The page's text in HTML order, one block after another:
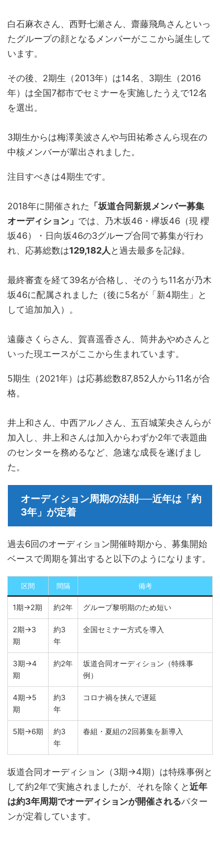
白石麻衣さん、西野七瀬さん、齋藤飛鳥さんといっ
たグループの顔となるメンバーがここから誕生して
います。
その後、2期生（2013年）は14名、3期生（2016
年）は全国7都市でセミナーを実施したうえで12名
を選出。
3期生からは梅澤美波さんや与田祐希さんら現在の
中核メンバーが輩出されました。
注目すべきは4期生です。
2018年に開催された 「坂道合同新規メンバー募集
オーディション」 では、乃木坂46・欅坂46（現 櫻
坂46）・日向坂46の3グループ合同で募集が行わ
れ、応募総数は129,182人 と過去最多を記録。
最終審査を経て39名が合格し、そのうち11名が乃木
坂46に配属されました（後に5名が「新4期生」と
して追加加入）。
遠藤さくらさん、賀喜遥香さん、筒井あやめさんと
いった現エースがここから生まれています。
5期生（2021年）は応募総数87,852人から11名が合
格。
井上和さん、中西アルノさん、五百城茉央さんらが
加入し、井上和さんは加入からわずか2年で表題曲
のセンターを務めるなど、急速な成長を遂げまし
た。
オーディション周期の法則──近年は「約
3年」が定着
過去6回のオーディション開催時期から、募集開始
ベースで周期を算出すると以下のようになります。
区間 間隔 備考
1期→2期 約2年 グループ黎明期のため短い
2期→3
期
約3
年
全国セミナー方式を導入
3期→4
期
約2年
坂道合同オーディション（特殊事
例）
4期→5
期
約3
年
コロナ禍を挟んで遅延
5期→6期
約3
年
春組・夏組の2回募集を新導入
坂道合同オーディション（3期→4期）は特殊事例と
して約2年で実施されましたが、それを除くと近年
は約3年周期でオーディションが開催されるパター
ンが定着しています。